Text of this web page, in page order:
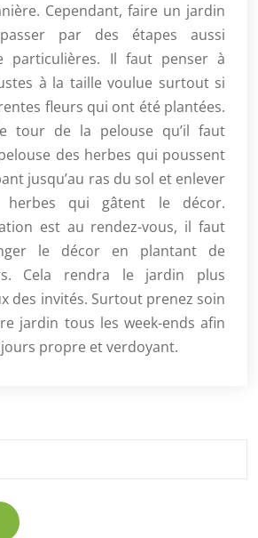
Cependant, faire un jardin
par des étapes aussi
particulières. Il faut penser à
à la taille voulue surtout si
fleurs qui ont été plantées.
tour de la pelouse qu’il faut
des herbes qui poussent
jusqu’au ras du sol et enlever
herbes qui gâtent le décor.
est au rendez-vous, il faut
le décor en plantant de
Cela rendra le jardin plus
des invités. Surtout prenez soin
jardin tous les week-ends afin
propre et verdoyant.